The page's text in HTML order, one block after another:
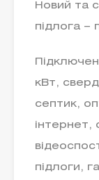
Новий та
підлога –
кВт,
септик,
інтернет,
підлоги,